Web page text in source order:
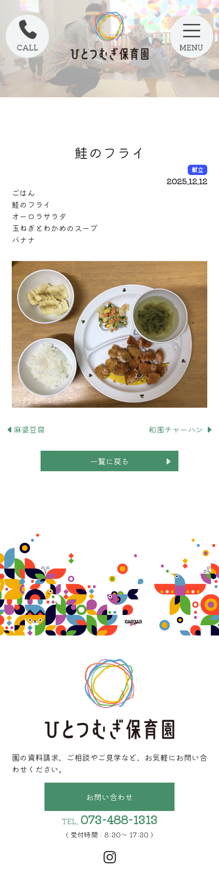
鮭のフライ
献立
2025.12.12
ごはん
鮭のフライ
オーロラサラダ
玉ねぎとわかめのスープ
バナナ
麻婆豆腐 和風チャーハン
一覧に戻る
園の資料請求、ご相談やご見学など、お気軽にお問い合
わせください。
お問い合わせ
TEL. 073-488-1313
( 受付時間 : 8:30〜 17:30 )